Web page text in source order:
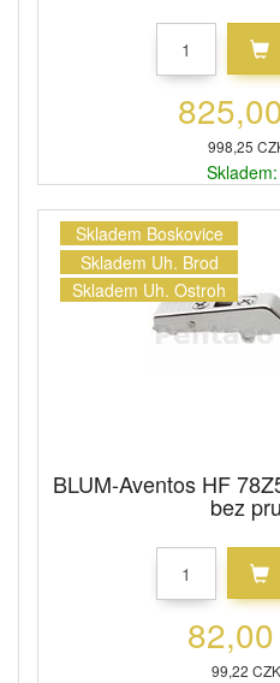
998,25
Skladem Boskovice
Skladem Uh. Brod
Skladem Uh. Ostroh
BLUM-Aventos HF
bez
99,22